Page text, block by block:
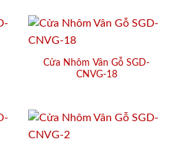
Cửa Nhôm Vân Gỗ SGD-
CNVG-18